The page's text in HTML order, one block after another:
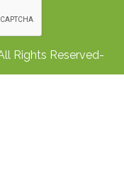
Rights Reserved-